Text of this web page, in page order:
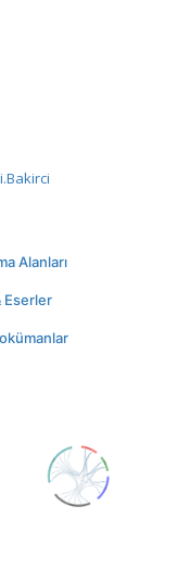
Alanları
Eserler